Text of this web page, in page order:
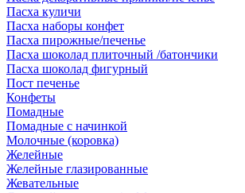
Пасха куличи
Пасха наборы конфет
Пасха пирожные/печенье
Пасха шоколад плиточный /батончики
Пасха шоколад фигурный
Пост печенье
Конфеты
Помадные
Помадные с начинкой
Молочные (коровка)
Желейные
Желейные глазированные
Жевательные